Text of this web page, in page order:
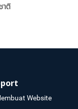
าติ
Website